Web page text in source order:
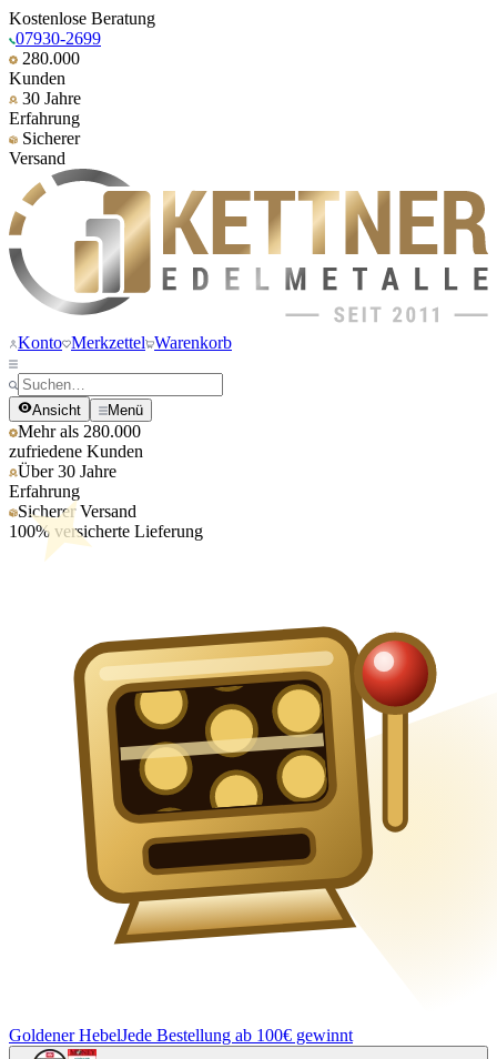
Kostenlose Beratung
07930-2699
280.000
Kunden
30 Jahre
Erfahrung
Sicherer
Versand
Konto Merkzettel Warenkorb
Ansicht Menü
Mehr als 280.000
zufriedene Kunden
Über 30 Jahre
Erfahrung
Sicherer Versand
100% versicherte Lieferung
Goldener HebelJede Bestellung ab 100€ gewinnt